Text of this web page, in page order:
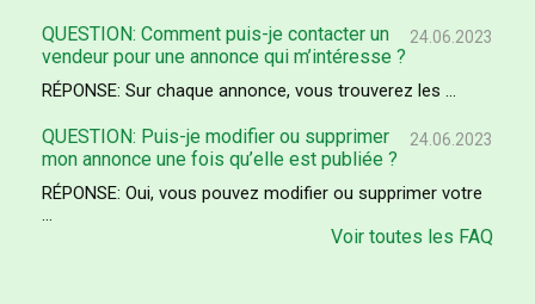
24.06.2023
QUESTION: Comment puis-je contacter un
vendeur pour une annonce qui m’intéresse ?
RÉPONSE: Sur chaque annonce, vous trouverez les ...
24.06.2023
QUESTION: Puis-je modifier ou supprimer
mon annonce une fois qu’elle est publiée ?
RÉPONSE: Oui, vous pouvez modifier ou supprimer votre
...
Voir toutes les FAQ